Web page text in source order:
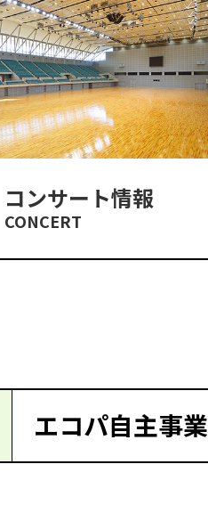
コンサート情報
CONCERT
エコパ自主事業